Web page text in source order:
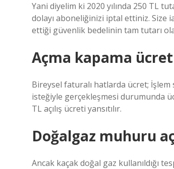
Yani diyelim ki 2020 yılında 250 TL
dolayı aboneliğinizi iptal ettiniz.
ettiği güvenlik bedelinin tam tutarı
Açma kapama
Bireysel faturalı hatlarda ücret; İşlem
isteğiyle gerçekleşmesi durumunda
TL açılış ücreti yansıtılır.
Doğalgaz muhuru
Ancak kaçak doğal gaz kullanıldığı